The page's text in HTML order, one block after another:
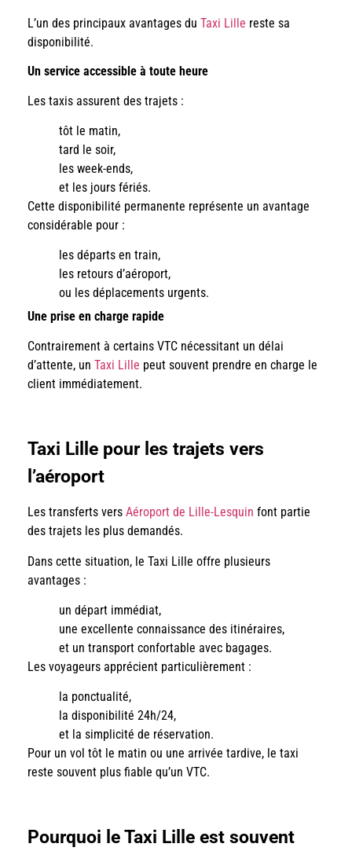
L’un des principaux avantages du Taxi Lille reste sa
disponibilité.
Un service accessible à toute heure
Les taxis assurent des trajets :
tôt le matin,
tard le soir,
les week-ends,
et les jours fériés.
Cette disponibilité permanente représente un avantage
considérable pour :
les départs en train,
les retours d’aéroport,
ou les déplacements urgents.
Une prise en charge rapide
Contrairement à certains VTC nécessitant un délai
d’attente, un Taxi Lille peut souvent prendre en charge le
client immédiatement.
Taxi Lille pour les trajets vers
l’aéroport
Les transferts vers Aéroport de Lille-Lesquin font partie
des trajets les plus demandés.
Dans cette situation, le Taxi Lille offre plusieurs
avantages :
un départ immédiat,
une excellente connaissance des itinéraires,
et un transport confortable avec bagages.
Les voyageurs apprécient particulièrement :
la ponctualité,
la disponibilité 24h/24,
et la simplicité de réservation.
Pour un vol tôt le matin ou une arrivée tardive, le taxi
reste souvent plus fiable qu’un VTC.
Pourquoi le Taxi Lille est souvent